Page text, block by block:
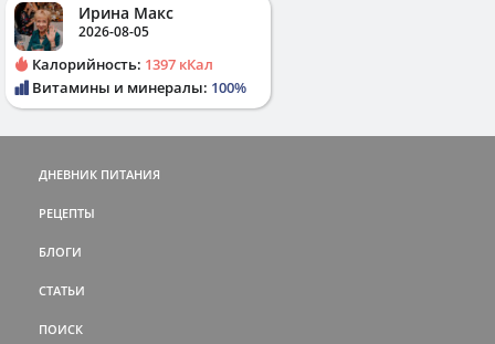
Ирина Макс
2026-08-05
Калорийность: 1397 кКал
Витамины и минералы: 100%
ДНЕВНИК ПИТАНИЯ
РЕЦЕПТЫ
БЛОГИ
СТАТЬИ
ПОИСК